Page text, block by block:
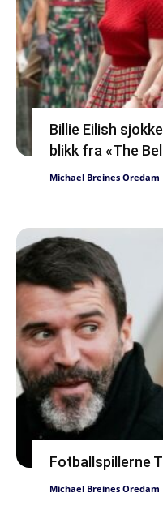
Billie Eilish
blikk fra «The
Michael Breines Oredam
Fotballspillerne
Michael Breines Oredam